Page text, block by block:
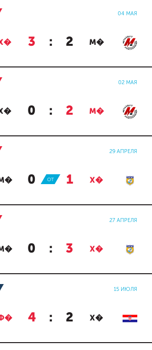
04 МАЯ
3 : 2 М�
02 МАЯ
0 : 2 М�
29 АПРЕЛЯ
0 : 1 Х�
ОТ
27 АПРЕЛЯ
0 : 3 Х�
15 ИЮЛЯ
4 : 2 Х�